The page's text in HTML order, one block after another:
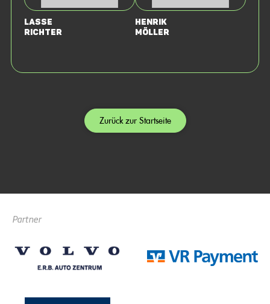
Lasse
Richter
Henrik
Möller
Zurück zur Startseite
Partner